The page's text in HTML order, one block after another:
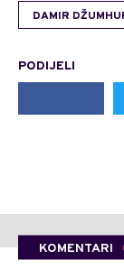
DAMIR
PODIJELI
KOMENTARI